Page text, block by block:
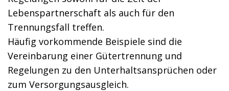
Lebenspartnerschaft als auch für den
Trennungsfall treffen.
Häufig vorkommende Beispiele sind die
Vereinbarung einer Gütertrennung und
Regelungen zu den Unterhaltsansprüchen oder
zum Versorgungsausgleich.